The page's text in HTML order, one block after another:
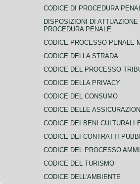
CODICE DI PROCEDURA
DISPOSIZIONI DI ATTUAZIONE
PROCEDURA PENALE
CODICE PROCESSO PENALE
CODICE DELLA STRADA
CODICE DEL PROCESSO
CODICE DELLA PRIVACY
CODICE DEL CONSUMO
CODICE DELLE
CODICE DEI BENI CULTURALI
CODICE DEI CONTRATTI
CODICE DEL PROCESSO
CODICE DEL TURISMO
CODICE DELL'AMBIENTE